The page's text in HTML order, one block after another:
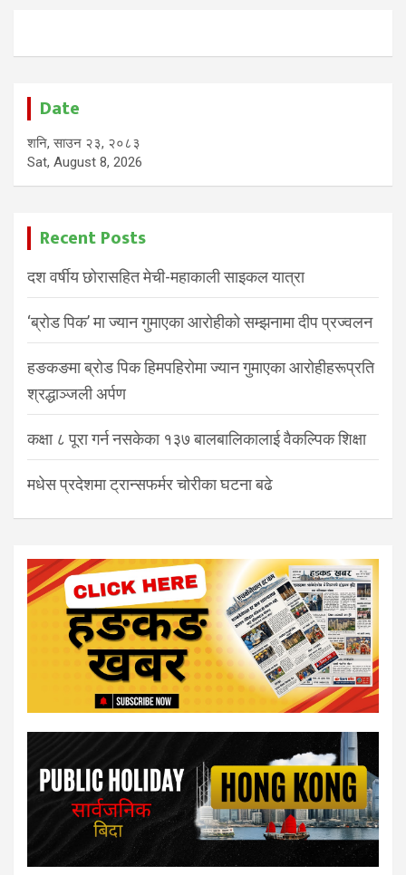
Date
शनि, साउन २३, २०८३
Sat, August 8, 2026
Recent Posts
दश वर्षीय छोरासहित मेची-महाकाली साइकल यात्रा
‘ब्रोड पिक’ मा ज्यान गुमाएका आरोहीको सम्झनामा दीप प्रज्वलन
हङकङमा ब्रोड पिक हिमपहिरोमा ज्यान गुमाएका आरोहीहरूप्रति
श्रद्धाञ्जली अर्पण
कक्षा ८ पूरा गर्न नसकेका १३७ बालबालिकालाई वैकल्पिक शिक्षा
मधेस प्रदेशमा ट्रान्सफर्मर चोरीका घटना बढे